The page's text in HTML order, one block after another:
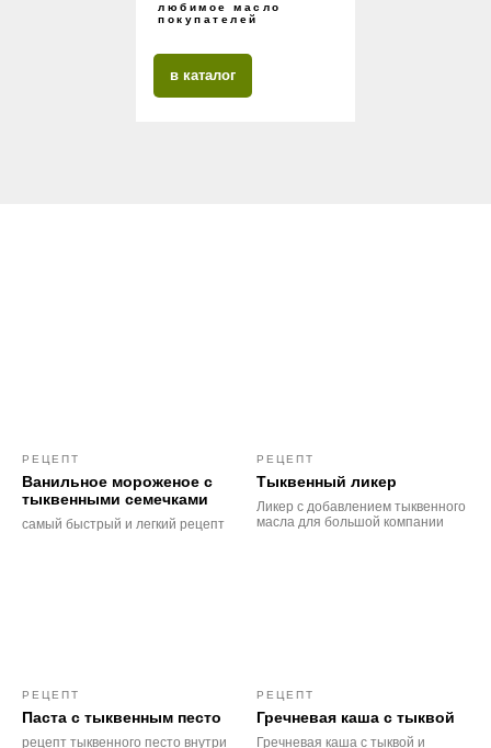
любимое масло
покупателей
в каталог
РЕЦЕПТ
Ванильное мороженое с
тыквенными семечками
самый быстрый и легкий рецепт
РЕЦЕПТ
Тыквенный ликер
Ликер с добавлением тыквенного
масла для большой компании
РЕЦЕПТ
Паста с тыквенным песто
рецепт тыквенного песто внутри
РЕЦЕПТ
Гречневая каша с тыквой
Гречневая каша с тыквой и